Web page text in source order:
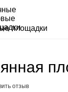
площадки
отзыв